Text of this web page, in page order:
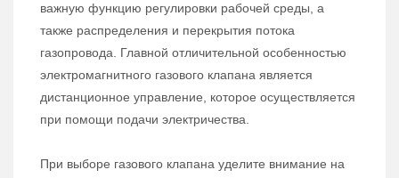
важную функцию регулировки рабочей среды, а
также распределения и перекрытия потока
газопровода. Главной отличительной особенностью
электромагнитного газового клапана является
дистанционное управление, которое осуществляется
при помощи подачи электричества.
При выборе газового клапана уделите внимание на